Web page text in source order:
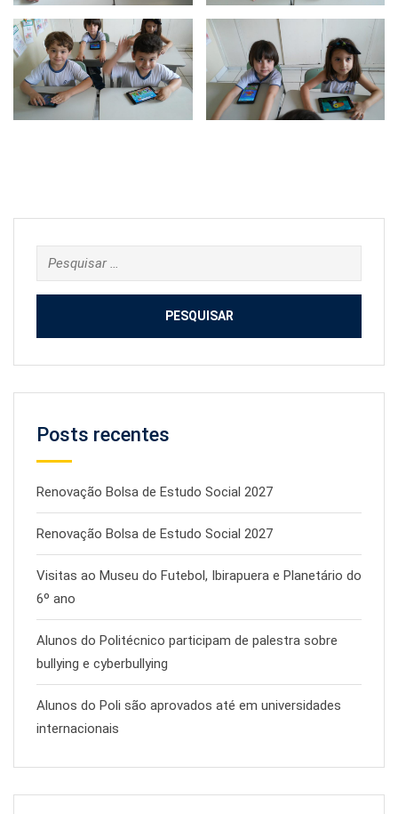
Pesquisar
por:
Posts recentes
Renovação Bolsa de Estudo Social 2027
Renovação Bolsa de Estudo Social 2027
Visitas ao Museu do Futebol, Ibirapuera e Planetário do
6º ano
Alunos do Politécnico participam de palestra sobre
bullying e cyberbullying
Alunos do Poli são aprovados até em universidades
internacionais